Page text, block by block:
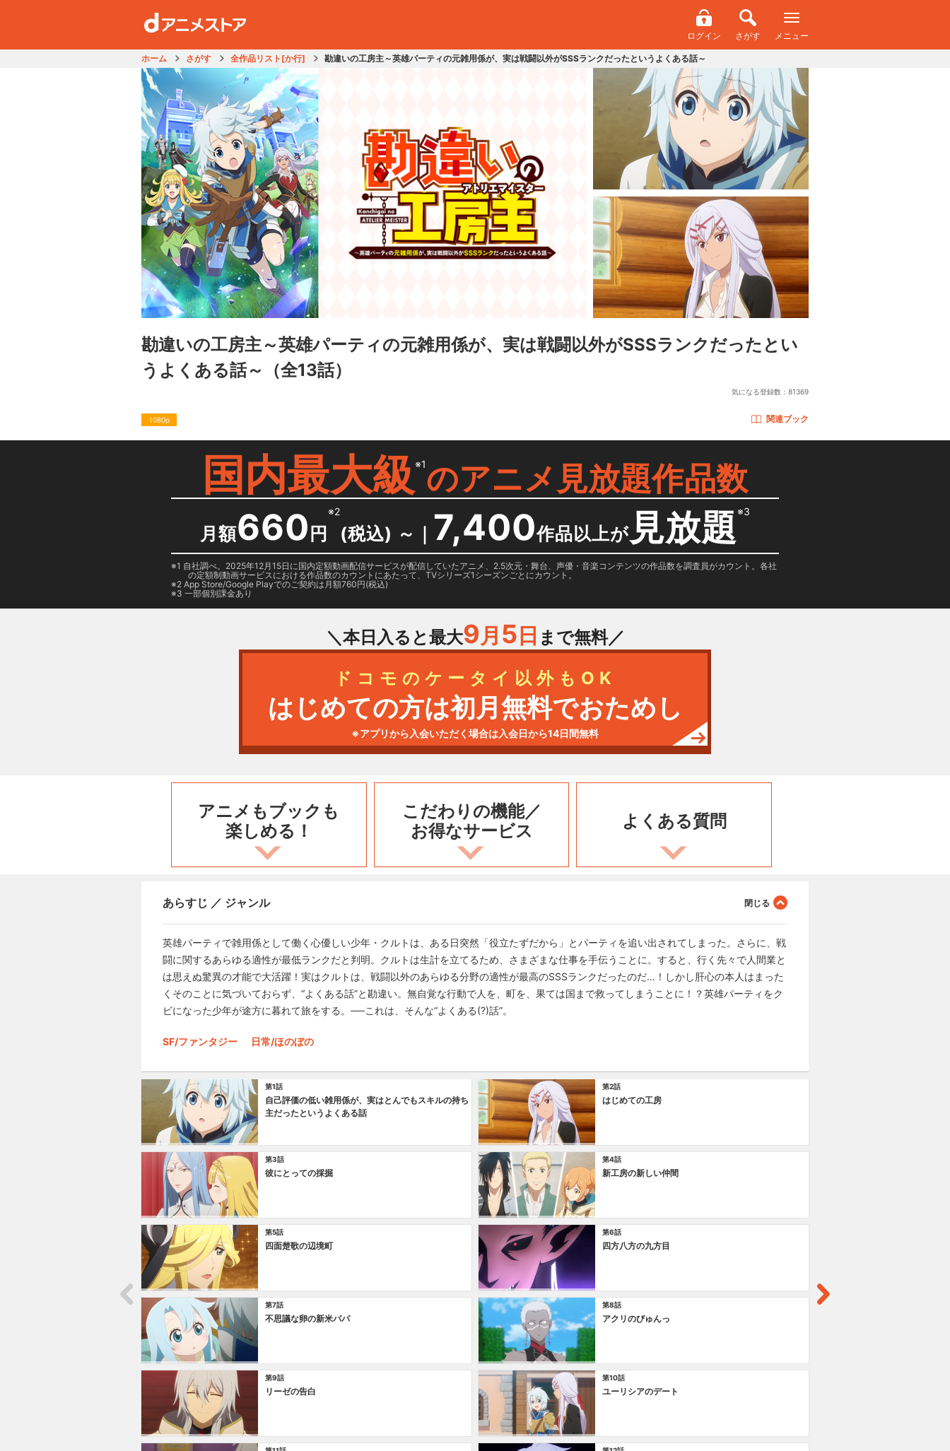
ログイン さがす メニュー
ホーム さがす 全作品リスト[か行] 勘違いの工房主～英雄パーティの元雑用係が、実は戦闘以外がSSSランクだったというよくある話～
勘違いの工房主～英雄パーティの元雑用係が、実は戦闘以外がSSSランクだったとい
うよくある話～
（全13話）
気になる登録数： 81369
1080p 関連ブック
国内最大級 ※1のアニメ見放題作品数
月額660 円
※2
(税込) ～ ｜ 7,400作品以上が 見放題※3
1 自社調べ。2025年12月15日に国内定額動画配信サービスが配信していたアニメ、2.5次元・舞台、声優・音楽コンテンツの作品数を調査員がカウント。各社
の定額制動画サービスにおける作品数のカウントにあたって、TVシリーズ1シーズンごとにカウント。
2 App Store/Google Playでのご契約は月額760円(税込)
3 一部個別課金あり
＼本日入ると最大9月 5 日 まで無料／
ドコモのケータイ以外もOK
はじめての方は初月無料でおためし
※アプリから入会いただく場合は入会日から14日間無料
アニメもブックも
楽しめる！
こだわりの機能／
お得なサービス
よくある質問
あらすじ ／ ジャンル
英雄パーティで雑用係として働く心優しい少年・クルトは、ある日突然「役立たずだから」とパーティを追い出されてしまった。さらに、戦
闘に関するあらゆる適性が最低ランクだと判明。クルトは生計を立てるため、さまざまな仕事を手伝うことに。すると、行く先々で人間業と
は思えぬ驚異の才能で大活躍！実はクルトは、戦闘以外のあらゆる分野の適性が最高のSSSランクだったのだ…！しかし肝心の本人はまった
くそのことに気づいておらず、“よくある話”と勘違い。無自覚な行動で人を、町を、果ては国まで救ってしまうことに！？英雄パーティをク
ビになった少年が途方に暮れて旅をする。──これは、そんな“よくある(?)話”。
SF/ファンタジー 日常/ほのぼの
第1話
自己評価の低い雑用係が、実はとんでもスキルの持ち
主だったというよくある話
第2話
はじめての工房
第3話
彼にとっての採掘
第4話
新工房の新しい仲間
第5話
四面楚歌の辺境町
第6話
四方八方の九方目
第7話
不思議な卵の新米パパ
第8話
アクリのびゅんっ
第9話
リーゼの告白
第10話
ユーリシアのデート